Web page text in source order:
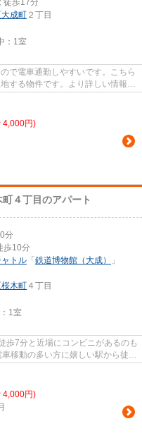
徒歩17分
大成町 ２丁目
： 1室
で電車通勤しやすいです。こちら
する物件です。より詳しい情報や
4,000円)
４丁目のアパート
分
歩10分
トル 「 鉄道博物館（大成）
」
桜木町 ４丁目
1室
歩7分と近場にコンビニがあるのも
移動の多い方に嬉しい駅から徒歩
4,000円)